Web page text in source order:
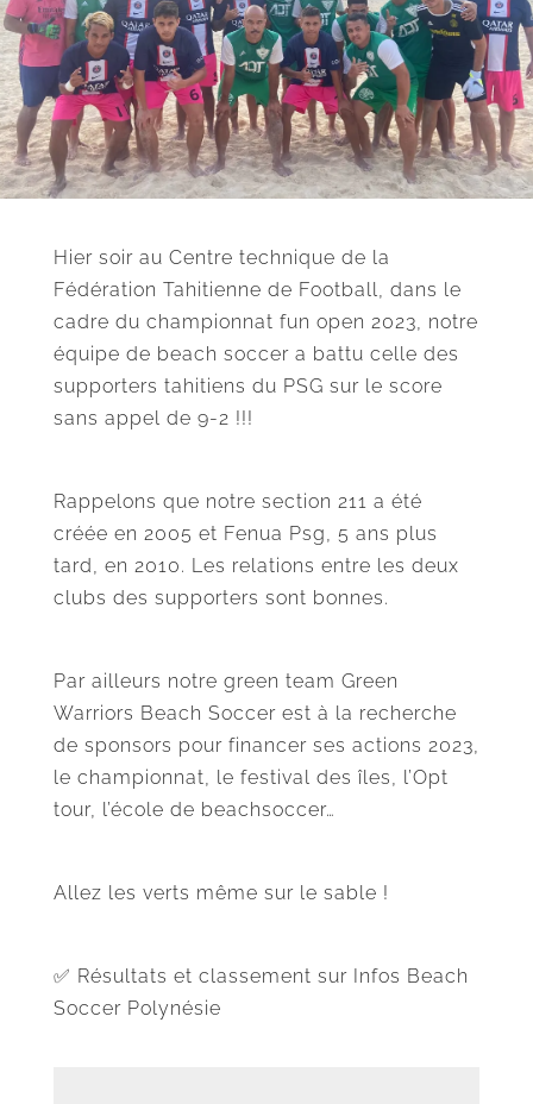
Hier soir au Centre technique de la
Fédération Tahitienne de Football, dans le
cadre du championnat fun open 2023, notre
équipe de beach soccer a battu celle des
supporters tahitiens du PSG sur le score
sans appel de 9-2 !!!
Rappelons que notre section 211 a été
créée en 2005 et Fenua Psg, 5 ans plus
tard, en 2010. Les relations entre les deux
clubs des supporters sont bonnes.
Par ailleurs notre green team Green
Warriors Beach Soccer est à la recherche
de sponsors pour financer ses actions 2023,
le championnat, le festival des îles, l’Opt
tour, l’école de beachsoccer…
Allez les verts même sur le sable !
✅ Résultats et classement sur Infos Beach
Soccer Polynésie